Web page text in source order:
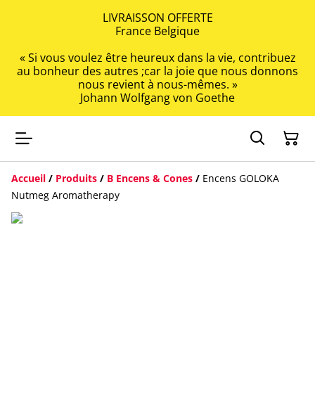
LIVRAISSON OFFERTE
France Belgique
« Si vous voulez être heureux dans la vie, contribuez
au bonheur des autres ;car la joie que nous donnons
nous revient à nous-mêmes. »
Johann Wolfgang von Goethe
Accueil / Produits / B Encens & Cones / Encens GOLOKA
Nutmeg Aromatherapy